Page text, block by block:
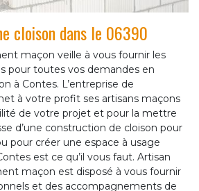
cloison dans le 06390
maçon veille à vous fournir les
pour toutes vos demandes en
à Contes. L’entreprise de
à votre profit ses artisans maçons
de votre projet et pour la mettre
d’une construction de cloison pour
pour créer une espace à usage
est ce qu’il vous faut. Artisan
maçon est disposé à vous fournir
et des accompagnements de